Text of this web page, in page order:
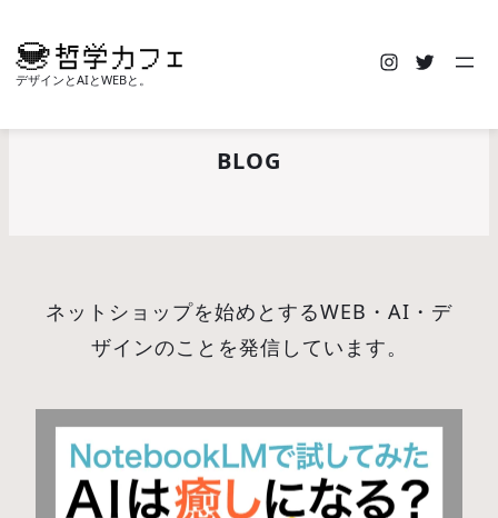
デザインとAIとWEBと。
BLOG
ネットショップを始めとするWEB・AI・デ
ザインのことを発信しています。